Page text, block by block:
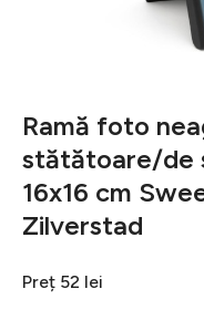
Ramă foto
stătătoare/de
16x16 cm
Zilverstad
Preț 52 lei